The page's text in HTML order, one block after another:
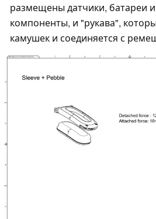
размещены датчики, батареи
компоненты, и "рукава",
камушек и соединяется с